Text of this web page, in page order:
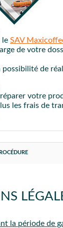
munissez-vous
le SAV
de votre
possibilité de
votre
les frais de
la période de